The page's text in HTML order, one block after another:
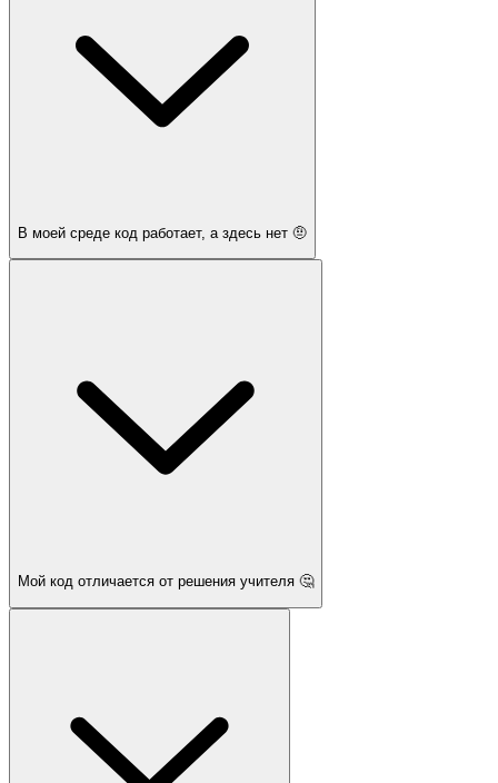
В моей среде код работает, а здесь нет 🤨
Мой код отличается от решения учителя 🤔